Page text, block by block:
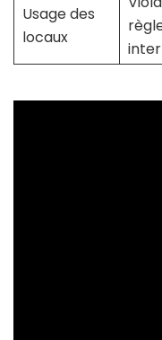
Usage des
locaux